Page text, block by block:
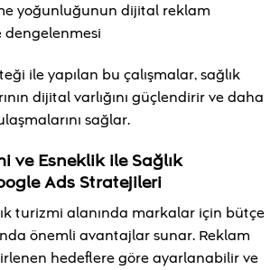
yoğunluğunun dijital reklam
ile yapılan bu çalışmalar, sağlık
dijital varlığını güçlendirir ve daha
sağlar.
ve Esneklik ile Sağlık
Ads Stratejileri
turizmi alanında markalar için bütçe
önemli avantajlar sunar. Reklam
hedeflere göre ayarlanabilir ve